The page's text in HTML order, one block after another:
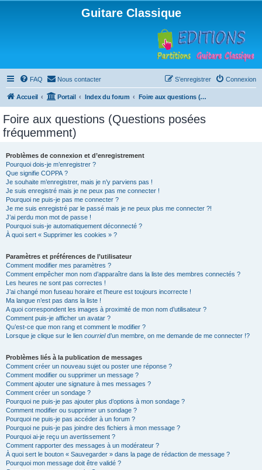
Guitare Classique
FAQ Nous contacter Connexion
S’enregistrer
Accueil Portail Index du forum Foire aux questions (Questions posées fréquemment)
Foire aux questions (Questions posées
fréquemment)
Problèmes de connexion et d’enregistrement
Pourquoi dois-je m’enregistrer ?
Que signifie COPPA ?
Je souhaite m’enregistrer, mais je n’y parviens pas !
Je suis enregistré mais je ne peux pas me connecter !
Pourquoi ne puis-je pas me connecter ?
Je me suis enregistré par le passé mais je ne peux plus me connecter ?!
J’ai perdu mon mot de passe !
Pourquoi suis-je automatiquement déconnecté ?
À quoi sert « Supprimer les cookies » ?
Paramètres et préférences de l’utilisateur
Comment modifier mes paramètres ?
Comment empêcher mon nom d’apparaître dans la liste des membres connectés ?
Les heures ne sont pas correctes !
J’ai changé mon fuseau horaire et l’heure est toujours incorrecte !
Ma langue n’est pas dans la liste !
A quoi correspondent les images à proximité de mon nom d’utilisateur ?
Comment puis-je afficher un avatar ?
Qu’est-ce que mon rang et comment le modifier ?
Lorsque je clique sur le lien courrield’un membre, on me demande de me connecter !?
Problèmes liés à la publication de messages
Comment créer un nouveau sujet ou poster une réponse ?
Comment modifier ou supprimer un message ?
Comment ajouter une signature à mes messages ?
Comment créer un sondage ?
Pourquoi ne puis-je pas ajouter plus d’options à mon sondage ?
Comment modifier ou supprimer un sondage ?
Pourquoi ne puis-je pas accéder à un forum ?
Pourquoi ne puis-je pas joindre des fichiers à mon message ?
Pourquoi ai-je reçu un avertissement ?
Comment rapporter des messages à un modérateur ?
À quoi sert le bouton « Sauvegarder » dans la page de rédaction de message ?
Pourquoi mon message doit être validé ?